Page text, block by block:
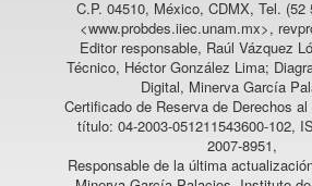
C.P. 04510, México, CDMX, Tel. (52
<www.probdes.iiec.unam.mx>,
Editor responsable, Raúl Vázquez
Técnico, Héctor González Lima;
Digital, Minerva García
Certificado de Reserva de Derechos
título: 04-2003-051211543600-102,
2007-8951,
Responsable de la última